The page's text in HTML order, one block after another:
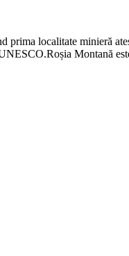
localitate minieră
Montană